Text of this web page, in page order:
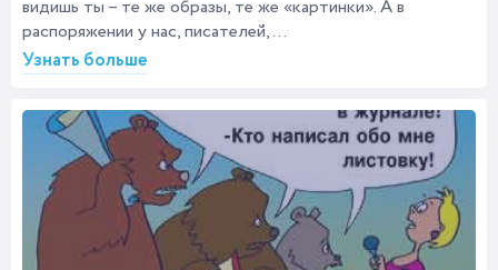
видишь ты – те же образы, те же «картинки». А в
распоряжении у нас, писателей,...
Узнать больше